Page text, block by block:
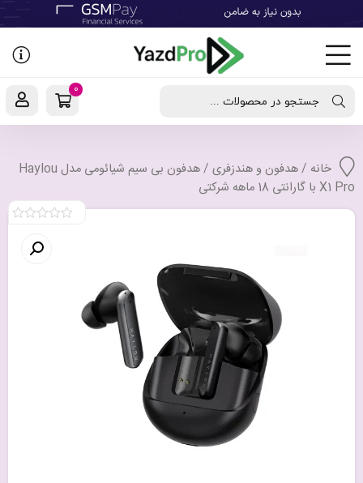
جستجو در محصولات ...
0
خانه /هدفون و هندزفری
/ هدفون بی سیم شیائومی مدل Haylou
X1 Pro با گارانتی 18 ماهه شرکتی